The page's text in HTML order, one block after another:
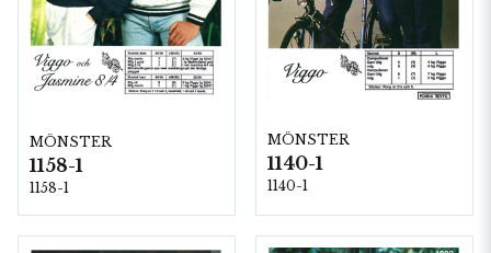
MÖNSTER
1158-1
1158-1
MÖNSTER
1140-1
1140-1